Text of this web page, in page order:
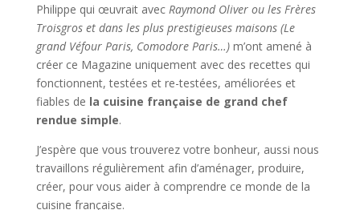
Philippe qui œuvrait avec Raymond Oliver ou les Frères
Troisgros et dans les plus prestigieuses maisons (Le
grand Véfour Paris, Comodore Paris…)m’ont amené à
créer ce Magazine uniquement avec des recettes qui
fonctionnent, testées et re-testées, améliorées et
fiables de la cuisine française de grand chef
rendue simple.
J’espère que vous trouverez votre bonheur, aussi nous
travaillons régulièrement afin d’aménager, produire,
créer, pour vous aider à comprendre ce monde de la
cuisine française.